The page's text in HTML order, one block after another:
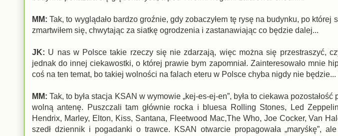
MM:Tak, to wyglądało bardzo groźnie, gdy zobaczyłem tę rysę na budynku, po której
zmartwiłem się, chwytając za siatkę ogrodzenia i zastanawiając co będzie dalej...
JK: U nas w Polsce takie rzeczy się nie zdarzają, więc można się przestraszyć,
jednak do innej ciekawostki, o której prawie bym zapomniał. Zainteresowało mnie
coś na ten temat, bo takiej wolności na falach eteru w Polsce chyba nigdy nie
MM:Tak, to była stacja KSAN w wymowie „kej-es-ej-en”, była to ciekawa
wolną antenę. Puszczali tam głównie rocka i bluesa Rolling Stones, Led
Hendrix, Marley, Elton, Kiss, Santana, Fleetwood Mac,The Who, Joe Cocker, Van
szedł dziennik i pogadanki o trawce. KSAN otwarcie propagowała „maryśkę”,